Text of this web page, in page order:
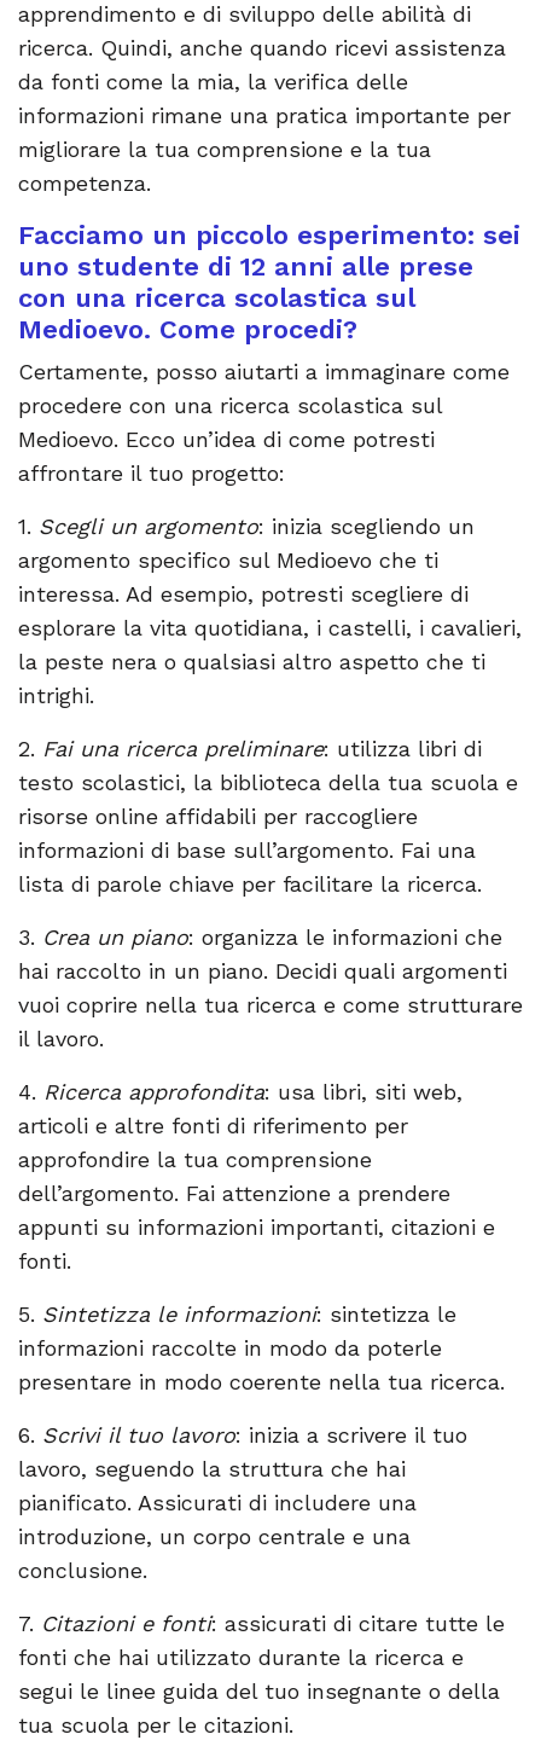
apprendimento e di sviluppo delle abilità di
ricerca. Quindi, anche quando ricevi assistenza
da fonti come la mia, la verifica delle
informazioni rimane una pratica importante per
migliorare la tua comprensione e la tua
competenza.
Facciamo un piccolo esperimento: sei
uno studente di 12 anni alle prese
con una ricerca scolastica sul
Medioevo. Come procedi?
Certamente, posso aiutarti a immaginare come
procedere con una ricerca scolastica sul
Medioevo. Ecco un’idea di come potresti
affrontare il tuo progetto:
1. Scegli un argomento: inizia scegliendo un
argomento specifico sul Medioevo che ti
interessa. Ad esempio, potresti scegliere di
esplorare la vita quotidiana, i castelli, i cavalieri,
la peste nera o qualsiasi altro aspetto che ti
intrighi.
2. Fai una ricerca preliminare: utilizza libri di
testo scolastici, la biblioteca della tua scuola e
risorse online affidabili per raccogliere
informazioni di base sull’argomento. Fai una
lista di parole chiave per facilitare la ricerca.
3. Crea un piano: organizza le informazioni che
hai raccolto in un piano. Decidi quali argomenti
vuoi coprire nella tua ricerca e come strutturare
il lavoro.
4. Ricerca approfondita: usa libri, siti web,
articoli e altre fonti di riferimento per
approfondire la tua comprensione
dell’argomento. Fai attenzione a prendere
appunti su informazioni importanti, citazioni e
fonti.
5. Sintetizza le informazioni: sintetizza le
informazioni raccolte in modo da poterle
presentare in modo coerente nella tua ricerca.
6. Scrivi il tuo lavoro: inizia a scrivere il tuo
lavoro, seguendo la struttura che hai
pianificato. Assicurati di includere una
introduzione, un corpo centrale e una
conclusione.
7. Citazioni e fonti: assicurati di citare tutte le
fonti che hai utilizzato durante la ricerca e
segui le linee guida del tuo insegnante o della
tua scuola per le citazioni.